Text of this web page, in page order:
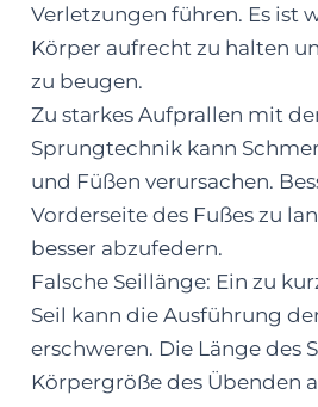
Verletzungen führen. Es ist
Körper aufrecht zu halten
zu beugen.
Zu starkes Aufprallen mit
Sprungtechnik kann
und Füßen verursachen.
Vorderseite des Fußes zu
besser abzufedern.
Falsche Seillänge: Ein zu
Seil kann die Ausführung
erschweren. Die Länge des
Körpergröße des Übenden